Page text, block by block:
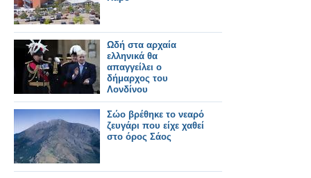
Ωδή στα αρχαία
ελληνικά θα
απαγγείλει ο
δήμαρχος του
Λονδίνου
Σώο βρέθηκε το νεαρό
ζευγάρι που είχε χαθεί
στο όρος Σάος